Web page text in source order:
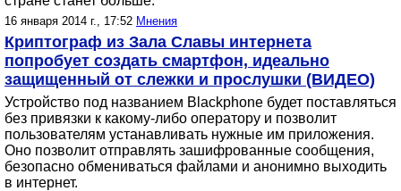
16 января 2014 г., 17:52 Мнения
Криптограф из Зала Славы интернета
попробует создать смартфон, идеально
защищенный от слежки и прослушки (ВИДЕО)
Устройство под названием Blackphone будет поставляться
без привязки к какому-либо оператору и позволит
пользователям устанавливать нужные им приложения.
Оно позволит отправлять зашифрованные сообщения,
безопасно обмениваться файлами и анонимно выходить
в интернет.